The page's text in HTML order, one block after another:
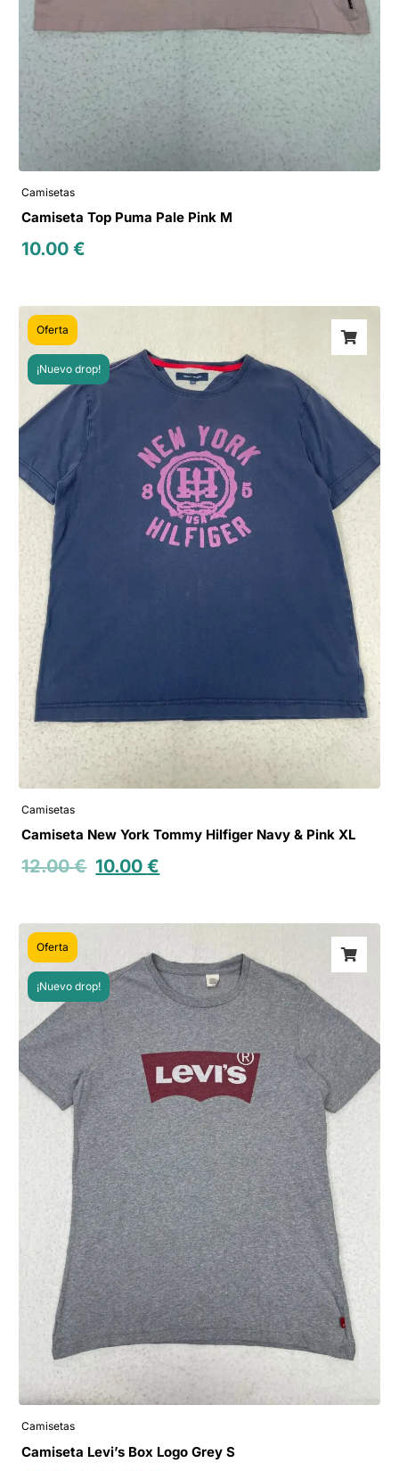
Camisetas
Camiseta Top Puma Pale Pink M
10.00€
Oferta
¡Nuevo drop!
Camisetas
Camiseta New York Tommy Hilfiger Navy & Pink XL
12.00€ 10.00€
Oferta
¡Nuevo drop!
Camisetas
Camiseta Levi’s Box Logo Grey S